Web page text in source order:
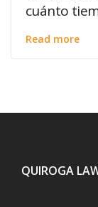
cuánto
Read more
QUIROGA